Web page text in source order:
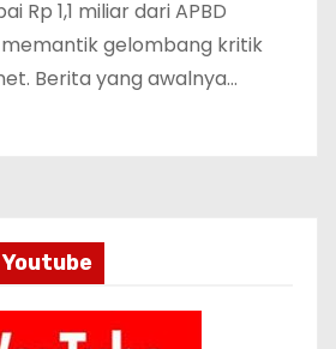
Rp 1,1 miliar dari APBD
gelombang kritik
Berita yang awalnya…